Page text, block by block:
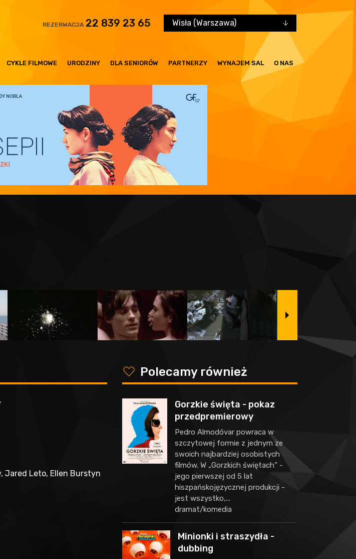
REZERWACJA 22 839 23 65 Wisła (Warszawa)
CYKLE FILMOWE URODZINY DLA SENIORÓW PARTNERZY WYNAJEM SAL O NAS
Jared Leto, Ellen Burstyn
y Polecamy również
Gorzkie święta - pokaz
przedpremierowy
Pedro Almodóvar powraca w
szczytowej formie z jednym ze
swoich najbardziej osobistych
filmów. W „Gorzkich świętach” -
jego pierwszej od 5 lat
hiszpańskojęzycznej produkcji -
jest wszystko,...
dramat/komedia
Minionki i straszydła -
dubbing